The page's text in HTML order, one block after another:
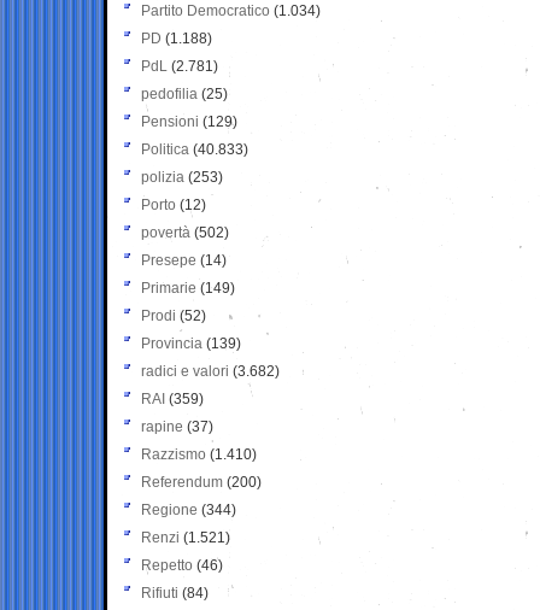
Partito Democratico (1.034)
PD (1.188)
PdL (2.781)
pedofilia (25)
Pensioni (129)
Politica (40.833)
polizia (253)
Porto (12)
povertà (502)
Presepe (14)
Primarie (149)
Prodi (52)
Provincia (139)
radici e valori (3.682)
RAI (359)
rapine (37)
Razzismo (1.410)
Referendum (200)
Regione (344)
Renzi (1.521)
Repetto (46)
Rifiuti (84)